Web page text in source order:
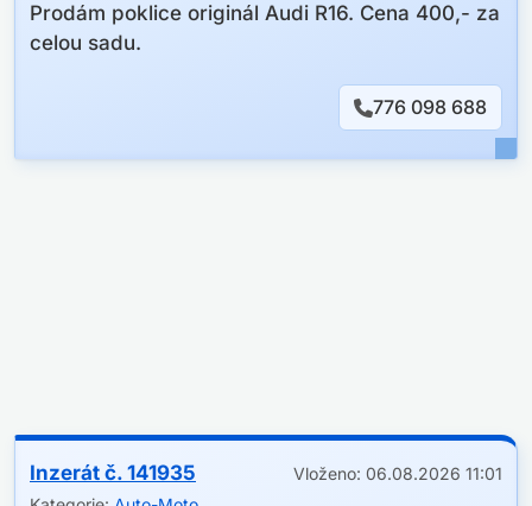
Prodám poklice originál Audi R16. Cena 400,- za
celou sadu.
776 098 688
Inzerát č. 141935
Vloženo: 06.08.2026 11:01